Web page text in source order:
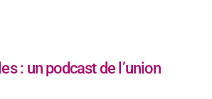
: un podcast de l’union